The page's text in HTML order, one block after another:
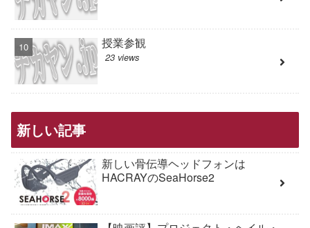
授業参観
23 views
新しい記事
新しい骨伝導ヘッドフォンは
HACRAYのSeaHorse2